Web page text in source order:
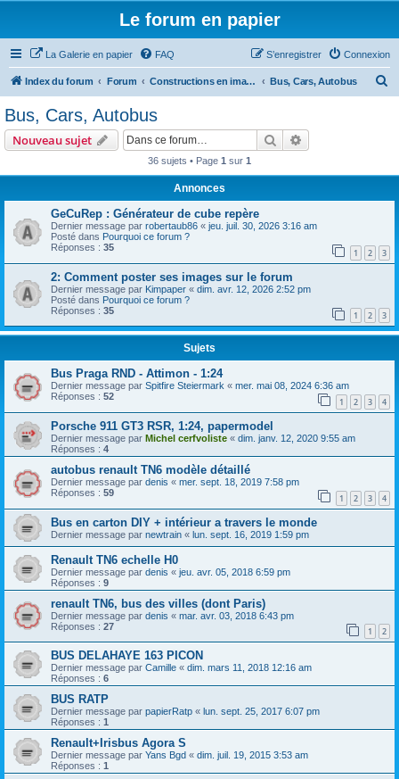
Le forum en papier
La Galerie en papier FAQ Connexion
S’enregistrer
Index du forum Forum Constructions en images Bus, Cars, Autobus
Bus, Cars, Autobus
Nouveau sujet Rechercher
36 sujets • Page 1 sur 1
Annonces
GeCuRep : Générateur de cube repère
Dernier message par robertaub86 « jeu. juil. 30, 2026 3:16 am
Posté dans Pourquoi ce forum ?
Réponses : 35 1 2 3
2: Comment poster ses images sur le forum
Dernier message par Kimpaper « dim. avr. 12, 2026 2:52 pm
Posté dans Pourquoi ce forum ?
Réponses : 35 1 2 3
Sujets
Bus Praga RND - Attimon - 1:24
Dernier message par Spitfire Steiermark « mer. mai 08, 2024 6:36 am
Réponses : 52 1 2 3 4
Porsche 911 GT3 RSR, 1:24, papermodel
Dernier message par Michel cerfvoliste « dim. janv. 12, 2020 9:55 am
Réponses : 4
autobus renault TN6 modèle détaillé
Dernier message par denis « mer. sept. 18, 2019 7:58 pm
Réponses : 59 1 2 3 4
Bus en carton DIY + intérieur a travers le monde
Dernier message par newtrain « lun. sept. 16, 2019 1:59 pm
Renault TN6 echelle H0
Dernier message par denis « jeu. avr. 05, 2018 6:59 pm
Réponses : 9
renault TN6, bus des villes (dont Paris)
Dernier message par denis « mar. avr. 03, 2018 6:43 pm
Réponses : 27 1 2
BUS DELAHAYE 163 PICON
Dernier message par Camille « dim. mars 11, 2018 12:16 am
Réponses : 6
BUS RATP
Dernier message par papierRatp « lun. sept. 25, 2017 6:07 pm
Réponses : 1
Renault+Irisbus Agora S
Dernier message par Yans Bgd « dim. juil. 19, 2015 3:53 am
Réponses : 1